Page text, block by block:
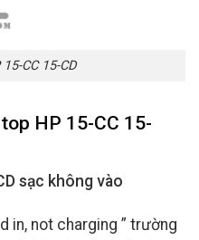
CC 15-CD
HP 15-CC 15-
sạc không vào
in, not charging ” trường